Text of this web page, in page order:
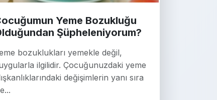
Yeme Bozukluğu
Şüpheleniyorum?
bozuklukları yemekle değil,
ilgilidir. Çocuğunuzdaki yeme
değişimlerin yanı sıra